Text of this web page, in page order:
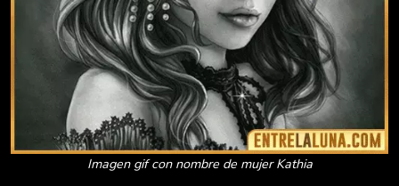
Imagen gif con nombre de mujer Kathia